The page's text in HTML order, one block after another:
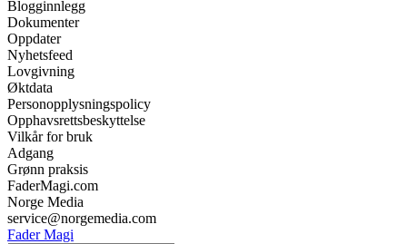
Blogginnlegg
Dokumenter
Oppdater
Nyhetsfeed
Lovgivning
Øktdata
Personopplysningspolicy
Opphavsrettsbeskyttelse
Vilkår for bruk
Adgang
Grønn praksis
FaderMagi.com
Norge Media
service@norgemedia.com
Fader Magi